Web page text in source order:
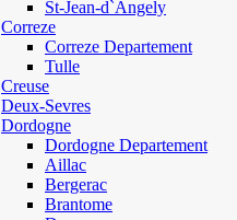
St-Jean-d`Angely
Correze
Correze Departement
Tulle
Creuse
Deux-Sevres
Dordogne
Dordogne Departement
Aillac
Bergerac
Brantome